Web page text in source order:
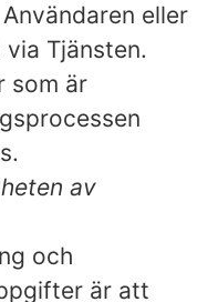
eller
Tjänsten.
som är
av
och
är att